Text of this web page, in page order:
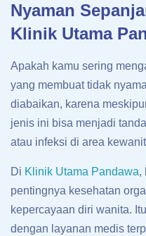
Nyaman
Klinik Utama
Apakah kamu sering
yang membuat tidak
diabaikan, karena
jenis ini bisa menjadi
atau infeksi di area
Di Klinik Utama Pandawa,
pentingnya kesehatan
kepercayaan diri wanita.
dengan layanan medis